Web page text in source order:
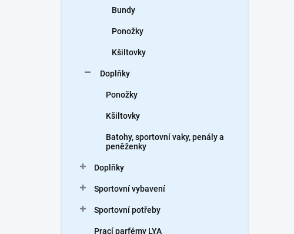
Bundy
Ponožky
Kšiltovky
Doplňky
Ponožky
Kšiltovky
Batohy, sportovní vaky, penály a
peněženky
Doplňky
Sportovní vybavení
Sportovní potřeby
Prací parfémy LYA